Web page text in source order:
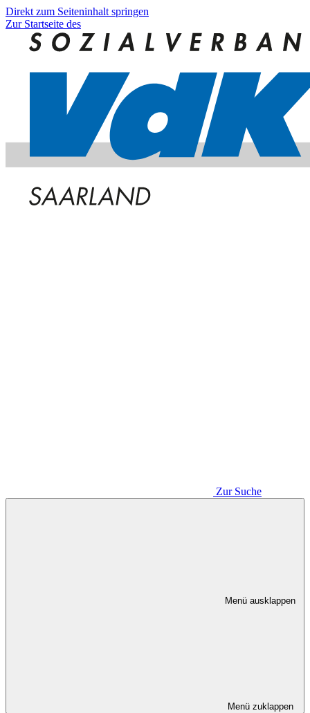
Direkt zum Seiteninhalt springen
Zur Startseite des
Zur Suche
Menü ausklappen
Menü zuklappen